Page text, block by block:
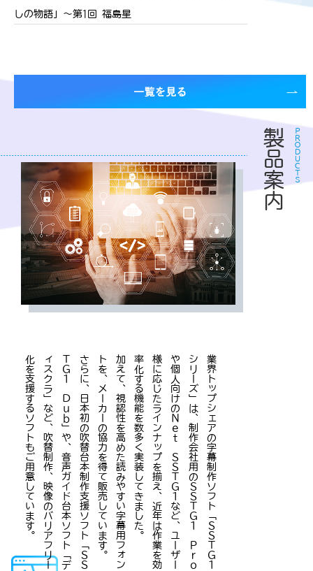
しの物語」〜第1回 福島星
ＰＲＯＤＵＣＴＳ
製品案内
業
界
ト
ッ
プ
シ
ェ
ア
の
字
幕
制
作
ソ
フ
ト
「
Ｓ
Ｓ
Ｔ
Ｇ
１
シ
リ
ー
ズ
」
は
、
制
作
会
社
用
の
Ｓ
Ｓ
Ｔ
Ｇ
１
Ｐ
ｒ
ｏ
や
個
人
向
け
の
Ｎ
ｅ
ｔ
Ｓ
Ｓ
Ｔ
Ｇ
１
な
ど
、
ユ
ー
ザ
ー
様
に
応
じ
た
ラ
イ
ン
ナ
ッ
プ
を
揃
え
、
近
年
は
作
業
を
効
率
化
す
る
機
能
を
数
多
く
実
装
し
て
き
ま
し
た
。
加
え
て
、
視
認
性
を
高
め
た
読
み
や
す
い
字
幕
用
フ
ォ
ン
ト
を
、
メ
ー
カ
ー
の
協
力
を
得
て
販
売
し
て
い
ま
す
。
さ
ら
に
、
日
本
初
の
吹
替
台
本
制
作
支
援
ソ
フ
ト
「
Ｓ
Ｓ
Ｔ
Ｇ
１
Ｄ
ｕ
ｂ
」
や
、
音
声
ガ
イ
ド
台
本
ソ
フ
ト
「
デ
ィ
ス
ク
ラ
」
な
ど
、
吹
替
制
作
、
映
像
の
バ
リ
ア
フ
リ
ー
化
を
支
援
す
る
ソ
フ
ト
も
ご
用
意
し
て
い
ま
す
。